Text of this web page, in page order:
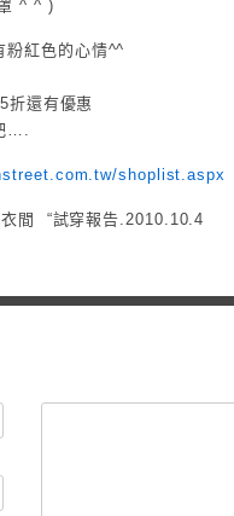
^ ^ )
紅色的心情^^
折還有優惠
….
shoplist.aspx
間 “試穿報告.2010.10.4